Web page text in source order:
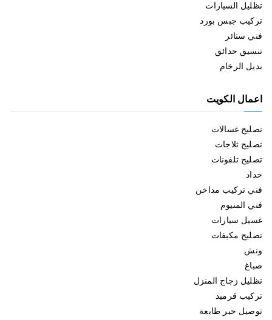
تظليل السيارات
تركيب جبس بورد
فني ستائر
تنسيق حدائق
بديل الرخام
اعمال الكويت
تصليح غسالات
تصليح ثلاجات
تصليح تلفونات
حداد
فني تركيب مداخن
فني المنيوم
غسيل سيارات
تصليح مكيفات
ونش
صباغ
تظليل زجاج المنزل
تركيب قرميد
توصيل حبر طابعة